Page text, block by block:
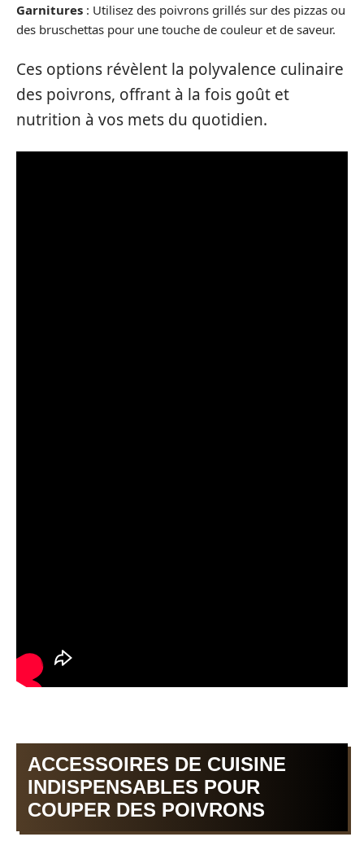
Garnitures : Utilisez des poivrons grillés sur des pizzas ou
des bruschettas pour une touche de couleur et de saveur.
Ces options révèlent la polyvalence culinaire
des poivrons, offrant à la fois goût et
nutrition à vos mets du quotidien.
ACCESSOIRES DE CUISINE
INDISPENSABLES POUR
COUPER DES POIVRONS